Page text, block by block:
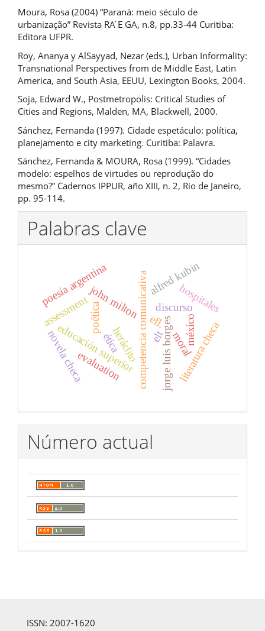
Moura, Rosa (2004) “Paraná: meio século de
urbanização” Revista RA ́E GA, n.8, pp.33-44 Curitiba:
Editora UFPR.
Roy, Ananya y AlSayyad, Nezar (eds.), Urban Informality:
Transnational Perspectives from de Middle East, Latin
America, and South Asia, EEUU, Lexington Books, 2004.
Soja, Edward W., Postmetropolis: Critical Studies of
Cities and Regions, Malden, MA, Blackwell, 2000.
Sánchez, Fernanda (1997). Cidade espetáculo: política,
planejamento e city marketing. Curitiba: Palavra.
Sánchez, Fernanda & MOURA, Rosa (1999). “Cidades
modelo: espelhos de virtudes ou reprodução do
mesmo?” Cadernos IPPUR, año XIII, n. 2, Rio de Janeiro,
pp. 95-114.
Palabras clave
discurso
competencia comunicativa
educación superior jorge luis borges
heráclito
john milton
poesía argentina
ética moral
méxico
alfred kubin
novela checa literatura checa
assessment
evaluation
elt
efl.
hospitales
poética
Número actual
ISSN: 2007-1620